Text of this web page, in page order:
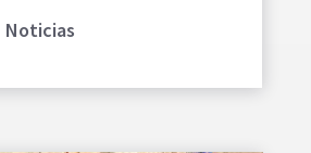
Noticias